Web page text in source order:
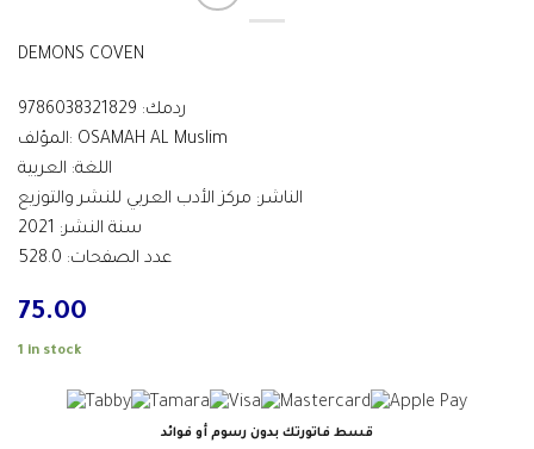
DEMONS COVEN
ردمك: 9786038321829
المؤلف: OSAMAH AL Muslim
اللغة: العربية
الناشر: مركز الأدب العربي للنشر والتوزيع
سنة النشر: 2021
عدد الصفحات: 528.0
1 in stock
قسط فاتورتك بدون رسوم أو فوائد